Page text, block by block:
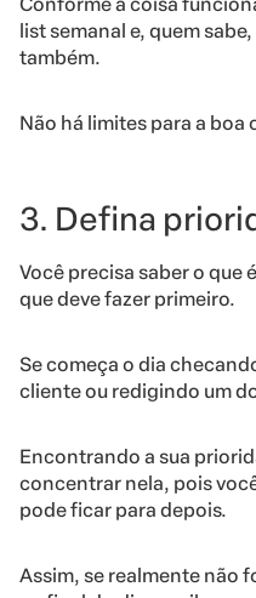
Conforme a coisa
list semanal e, quem
também.
Não há limites para a boa
3. Defina
Você precisa saber o que
que deve fazer primeiro.
Se começa o dia
cliente ou redigindo um
Encontrando a sua
concentrar nela, pois
pode ficar para depois.
Assim, se realmente não